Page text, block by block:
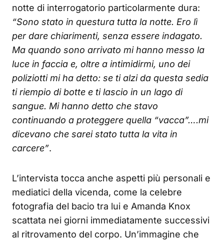
notte di interrogatorio particolarmente dura:
“Sono stato in questura tutta la notte. Ero lì
per dare chiarimenti, senza essere indagato.
Ma quando sono arrivato mi hanno messo la
luce in faccia e, oltre a intimidirmi, uno dei
poliziotti mi ha detto: se ti alzi da questa sedia
ti riempio di botte e ti lascio in un lago di
sangue. Mi hanno detto che stavo
continuando a proteggere quella “vacca”….mi
dicevano che sarei stato tutta la vita in
carcere”.
L’intervista tocca anche aspetti più personali e
mediatici della vicenda, come la celebre
fotografia del bacio tra lui e Amanda Knox
scattata nei giorni immediatamente successivi
al ritrovamento del corpo. Un’immagine che